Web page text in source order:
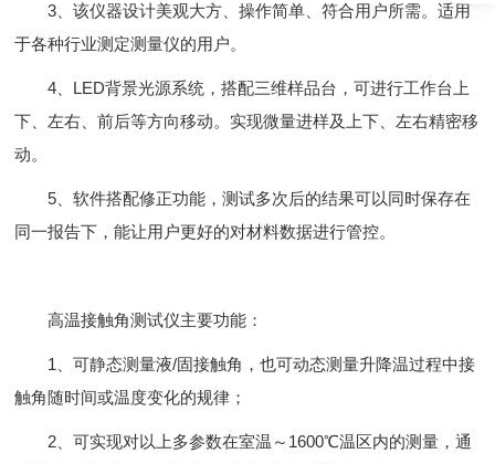
3、该仪器设计美观大方、操作简单、符合用户所需。适用
于各种行业测定测量仪的用户。
4、LED背景光源系统，搭配三维样品台，可进行工作台上
下、左右、前后等方向移动。实现微量进样及上下、左右精密移
动。
5、软件搭配修正功能，测试多次后的结果可以同时保存在
同一报告下，能让用户更好的对材料数据进行管控。
高温接触角测试仪主要功能：
1、可静态测量液/固接触角，也可动态测量升降温过程中接
触角随时间或温度变化的规律；
2、可实现对以上多参数在室温～1600℃温区内的测量，通